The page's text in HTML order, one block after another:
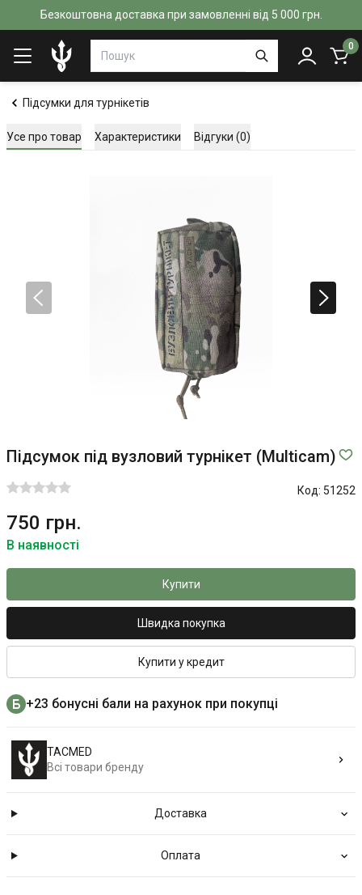
Безкоштовна доставка при замовленні від 5 000 грн.
0
Підсумки для турнікетів
Усе про товар Характеристики Відгуки (0)
Підсумок під вузловий турнікет (Multicam)
Код: 51252
750 грн.
В наявності
Купити
Швидка покупка
Купити у кредит
+23 бонусні бали на рахунок при покупці
TACMED
Всі товари бренду
Доставка
Оплата